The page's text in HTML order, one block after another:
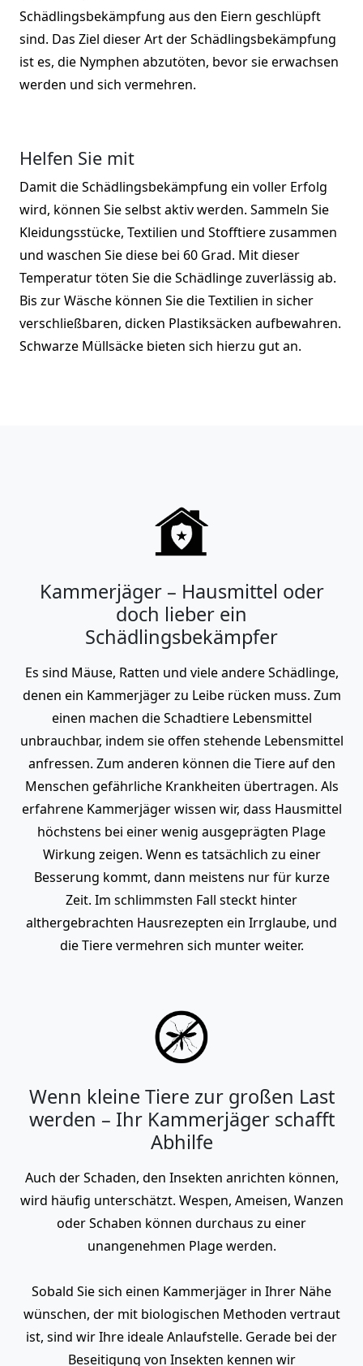
Schädlingsbekämpfung aus den Eiern geschlüpft
sind. Das Ziel dieser Art der Schädlingsbekämpfung
ist es, die Nymphen abzutöten, bevor sie erwachsen
werden und sich vermehren.
Helfen Sie mit
Damit die Schädlingsbekämpfung ein voller Erfolg
wird, können Sie selbst aktiv werden. Sammeln Sie
Kleidungsstücke, Textilien und Stofftiere zusammen
und waschen Sie diese bei 60 Grad. Mit dieser
Temperatur töten Sie die Schädlinge zuverlässig ab.
Bis zur Wäsche können Sie die Textilien in sicher
verschließbaren, dicken Plastiksäcken aufbewahren.
Schwarze Müllsäcke bieten sich hierzu gut an.
Kammerjäger – Hausmittel oder
doch lieber ein
Schädlingsbekämpfer
Es sind Mäuse, Ratten und viele andere Schädlinge,
denen ein Kammerjäger zu Leibe rücken muss. Zum
einen machen die Schadtiere Lebensmittel
unbrauchbar, indem sie offen stehende Lebensmittel
anfressen. Zum anderen können die Tiere auf den
Menschen gefährliche Krankheiten übertragen. Als
erfahrene Kammerjäger wissen wir, dass Hausmittel
höchstens bei einer wenig ausgeprägten Plage
Wirkung zeigen. Wenn es tatsächlich zu einer
Besserung kommt, dann meistens nur für kurze
Zeit. Im schlimmsten Fall steckt hinter
althergebrachten Hausrezepten ein Irrglaube, und
die Tiere vermehren sich munter weiter.
Wenn kleine Tiere zur großen Last
werden – Ihr Kammerjäger schafft
Abhilfe
Auch der Schaden, den Insekten anrichten können,
wird häufig unterschätzt. Wespen, Ameisen, Wanzen
oder Schaben können durchaus zu einer
unangenehmen Plage werden.
Sobald Sie sich einen Kammerjäger in Ihrer Nähe
wünschen, der mit biologischen Methoden vertraut
ist, sind wir Ihre ideale Anlaufstelle. Gerade bei der
Beseitigung von Insekten kennen wir